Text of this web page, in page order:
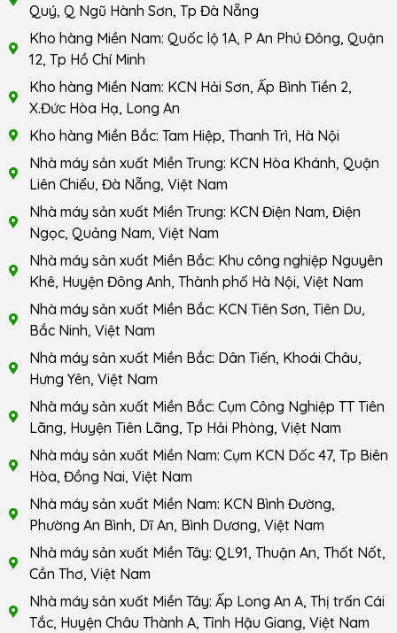
Quý, Q Ngũ Hành Sơn, Tp Đà Nẵng
Kho hàng Miền Nam: Quốc lộ 1A, P An Phú Đông, Quận
12, Tp Hồ Chí Minh
Kho hàng Miền Nam: KCN Hải Sơn, Ấp Bình Tiền 2,
X.Đức Hòa Hạ, Long An
Kho hàng Miền Bắc: Tam Hiệp, Thanh Trì, Hà Nội
Nhà máy sản xuất Miền Trung: KCN Hòa Khánh, Quận
Liên Chiểu, Đà Nẵng, Việt Nam
Nhà máy sản xuất Miền Trung: KCN Điện Nam, Điện
Ngọc, Quảng Nam, Việt Nam
Nhà máy sản xuất Miền Bắc: Khu công nghiệp Nguyên
Khê, Huyện Đông Anh, Thành phố Hà Nội, Việt Nam
Nhà máy sản xuất Miền Bắc: KCN Tiên Sơn, Tiên Du,
Bắc Ninh, Việt Nam
Nhà máy sản xuất Miền Bắc: Dân Tiến, Khoái Châu,
Hưng Yên, Việt Nam
Nhà máy sản xuất Miền Bắc: Cụm Công Nghiệp TT Tiên
Lãng, Huyện Tiên Lãng, Tp Hải Phòng, Việt Nam
Nhà máy sản xuất Miền Nam: Cụm KCN Dốc 47, Tp Biên
Hòa, Đồng Nai, Việt Nam
Nhà máy sản xuất Miền Nam: KCN Bình Đường,
Phường An Bình, Dĩ An, Bình Dương, Việt Nam
Nhà máy sản xuất Miền Tây: QL91, Thuận An, Thốt Nốt,
Cần Thơ, Việt Nam
Nhà máy sản xuất Miền Tây: Ấp Long An A, Thị trấn Cái
Tắc, Huyện Châu Thành A, Tỉnh Hậu Giang, Việt Nam